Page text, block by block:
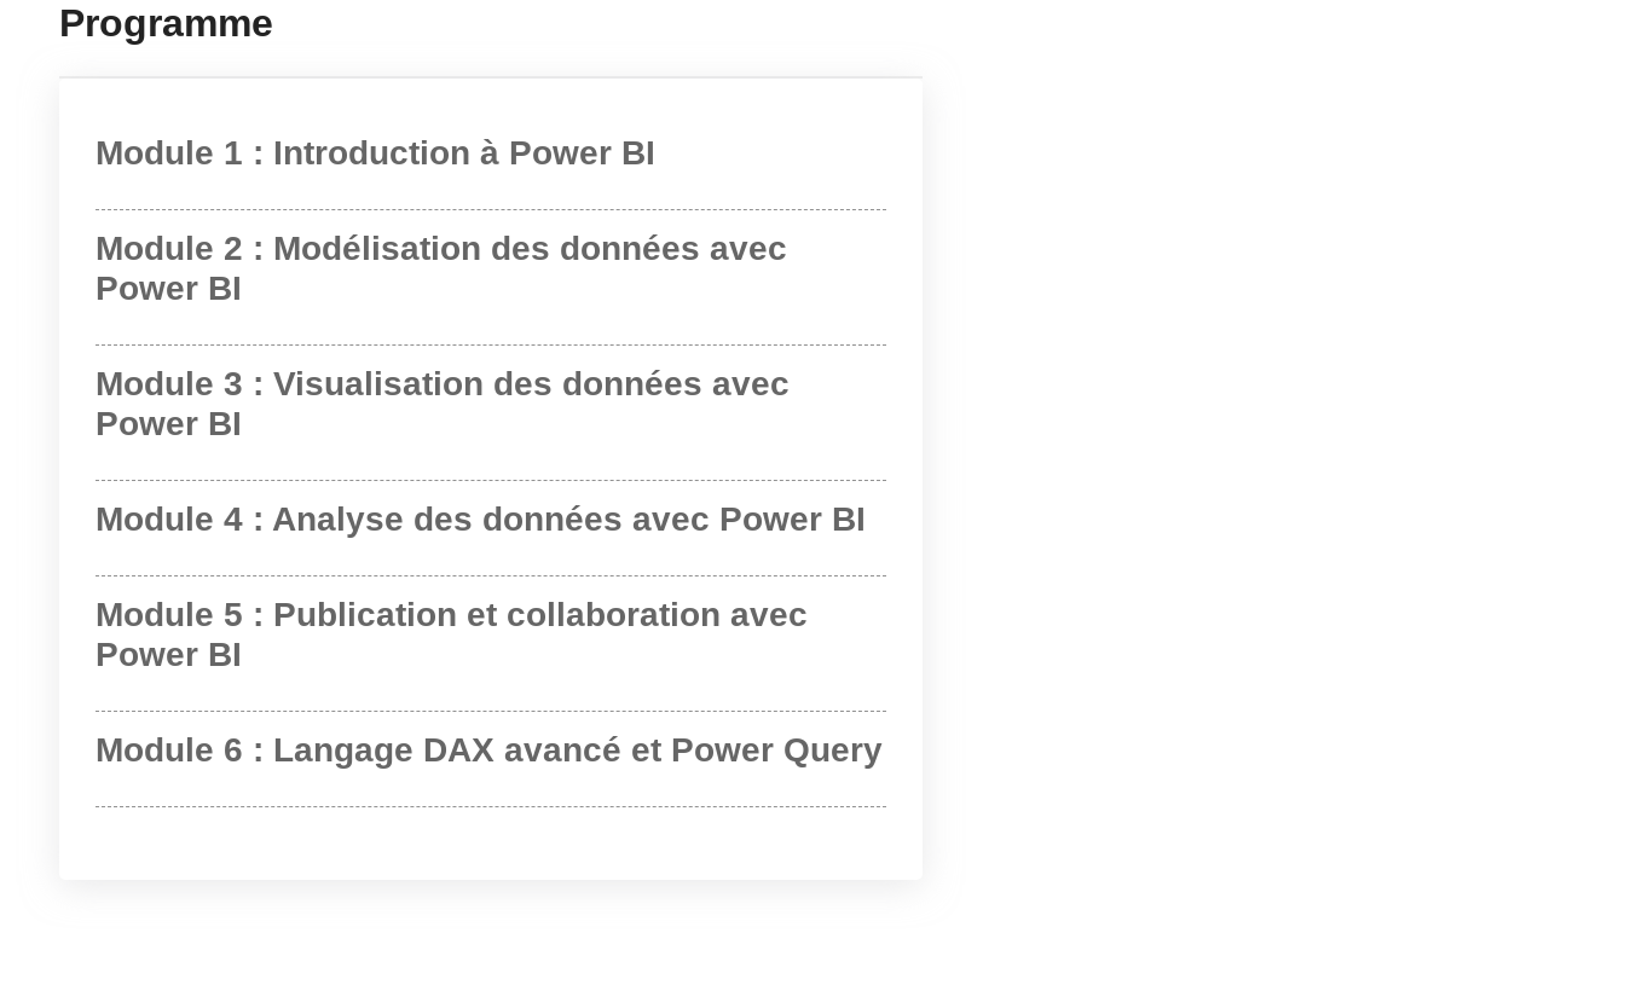
Programme
Module 1 : Introduction à Power BI
Module 2 : Modélisation des données avec
Power BI
Module 3 : Visualisation des données avec
Power BI
Module 4 : Analyse des données avec Power BI
Module 5 : Publication et collaboration avec
Power BI
Module 6 : Langage DAX avancé et Power Query